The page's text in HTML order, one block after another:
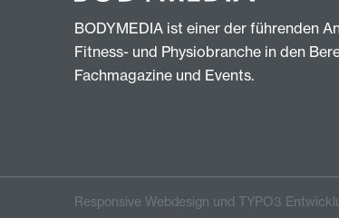
BODYMEDIA ist einer der führenden
Fitness- und Physiobranche in den
Fachmagazine und Events.
Responsive Webdesign und TYPO3